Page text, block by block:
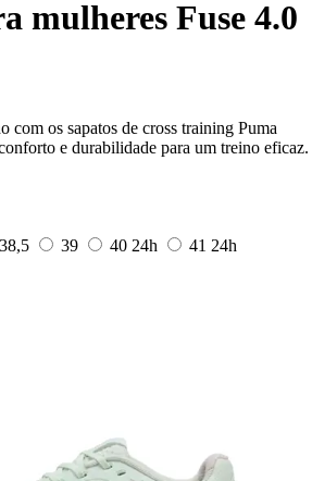
mulheres Fuse 4.0
com os sapatos de cross training Puma
e durabilidade para um treino eficaz.
38,5 39 40 24h 41 24h